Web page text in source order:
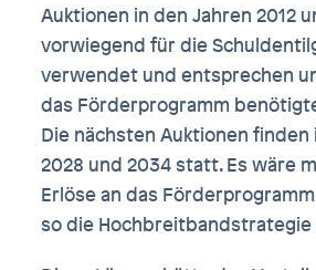
Auktionen in den Jahren 2012
vorwiegend für die
verwendet und entsprechen
das Förderprogramm
Die nächsten Auktionen finden
2028 und 2034 statt. Es wäre
Erlöse an das
so die Hochbreitbandstrategie